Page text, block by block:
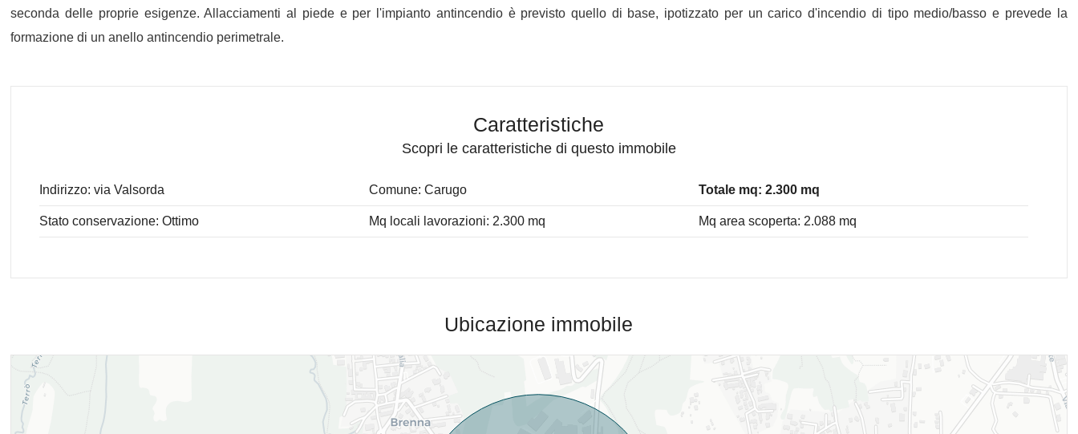
seconda delle proprie esigenze. Allacciamenti al piede e per l'impianto antincendio è previsto quello di base, ipotizzato per un carico d'incendio di tipo medio/basso e prevede la
formazione di un anello antincendio perimetrale.
Caratteristiche
Scopri le caratteristiche di questo immobile
Indirizzo: via Valsorda Comune: Carugo Totale mq: 2.300 mq
Stato conservazione: Ottimo Mq locali lavorazioni: 2.300 mq Mq area scoperta: 2.088 mq
Ubicazione immobile